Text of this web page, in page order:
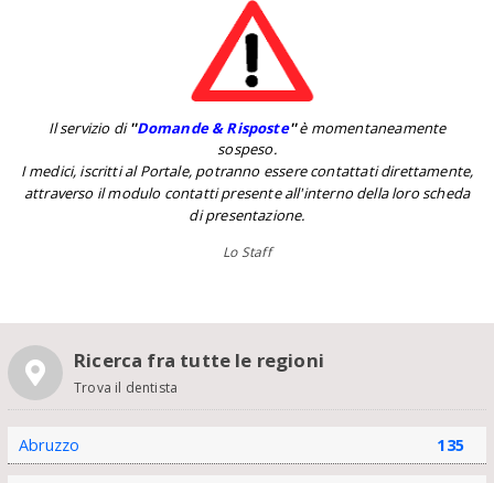
Il servizio di''Domande & Risposte''è momentaneamente
sospeso.
I medici, iscritti al Portale, potranno essere contattati direttamente,
attraverso il modulo contatti presente all'interno della loro scheda
di presentazione.
Lo Staff
Ricerca fra tutte le regioni
Trova il dentista
Abruzzo 135